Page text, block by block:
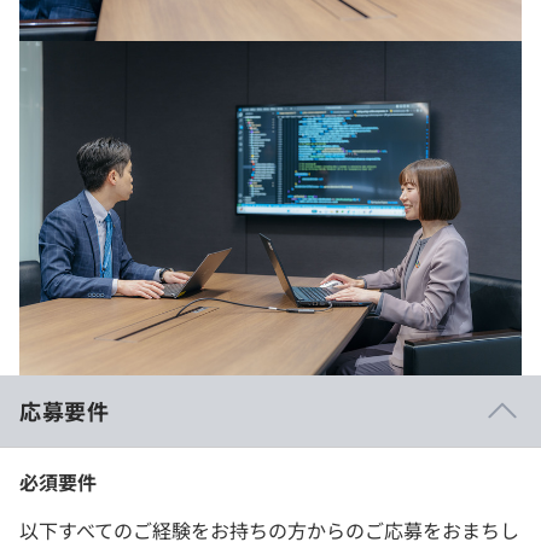
応募要件
必須要件
以下すべてのご経験をお持ちの方からのご応募をおまちし